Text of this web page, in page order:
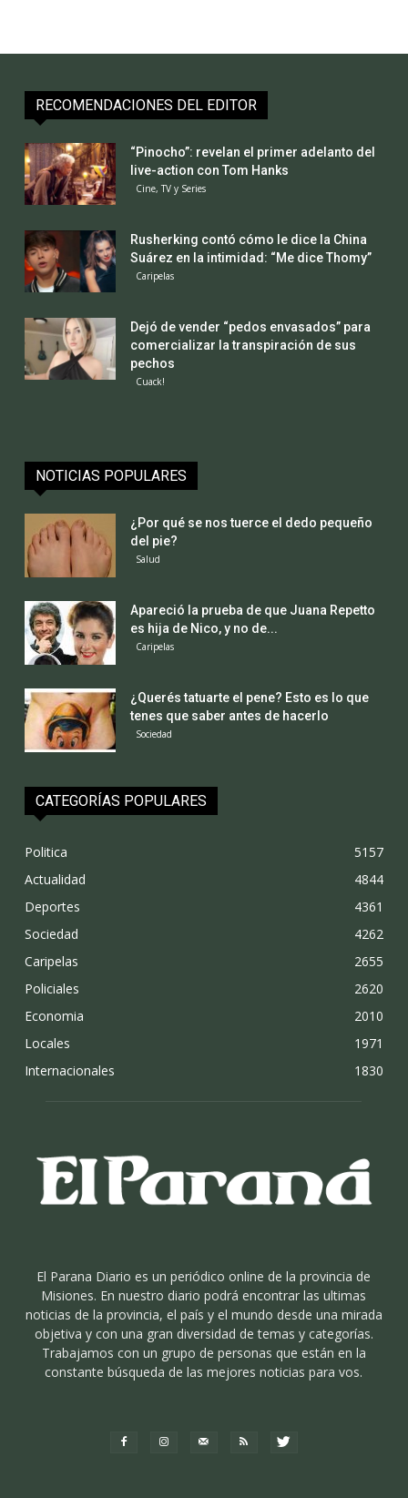
RECOMENDACIONES DEL EDITOR
“Pinocho”: revelan el primer adelanto del
live-action con Tom Hanks
Cine, TV y Series
Rusherking contó cómo le dice la China
Suárez en la intimidad: “Me dice Thomy”
Caripelas
Dejó de vender “pedos envasados” para
comercializar la transpiración de sus
pechos
Cuack!
NOTICIAS POPULARES
¿Por qué se nos tuerce el dedo pequeño
del pie?
Salud
Apareció la prueba de que Juana Repetto
es hija de Nico, y no de...
Caripelas
¿Querés tatuarte el pene? Esto es lo que
tenes que saber antes de hacerlo
Sociedad
CATEGORÍAS POPULARES
Politica
5157
Actualidad
4844
Deportes
4361
Sociedad
4262
Caripelas
2655
Policiales
2620
Economia
2010
Locales
1971
Internacionales
1830
El Parana Diario es un periódico online de la provincia de
Misiones. En nuestro diario podrá encontrar las ultimas
noticias de la provincia, el país y el mundo desde una mirada
objetiva y con una gran diversidad de temas y categorías.
Trabajamos con un grupo de personas que están en la
constante búsqueda de las mejores noticias para vos.